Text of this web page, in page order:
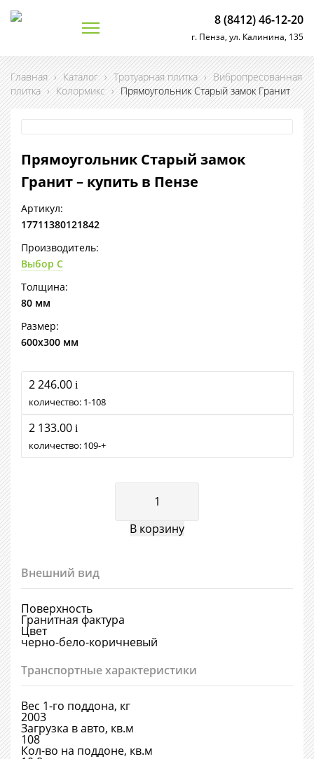
8 (8412) 46-12-20
г. Пенза, ул. Калинина, 135
Главная › Каталог › Тротуарная плитка › Вибропресованная
плитка › Колормикс › Прямоугольник Старый замок Гранит
Прямоугольник Старый замок
Гранит – купить в Пензе
Артикул:
17711380121842
Производитель:
Выбор С
Толщина:
80 мм
Размер:
600х300 мм
2 246.00 i
количество: 1 108
2 133.00 i
количество: 109 +
Внешний вид
Поверхность
Гранитная фактура
Цвет
черно-бело-коричневый
Транспортные характеристики
Вес 1-го поддона, кг
2003
Загрузка в авто, кв.м
108
Кол-во на поддоне, кв.м